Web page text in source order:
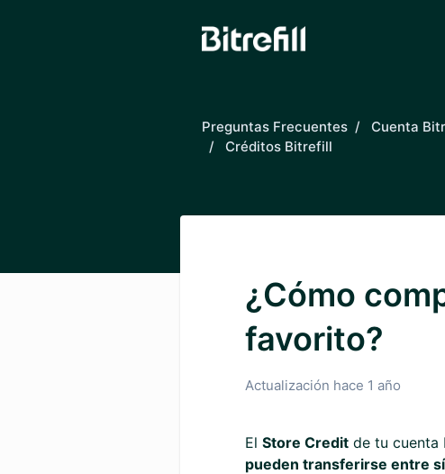
Preguntas Frecuentes
Cuenta
Créditos Bitrefill
¿Cómo
favorito?
Actualización hace 1 año
El Store Credit de tu cuenta
pueden transferirse entre sí